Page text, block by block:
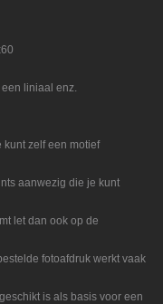
liniaal enz.
kunt zelf een motief
aanwezig die je kunt
let dan ook op de
fotoafdruk werkt vaak
is als basis voor een